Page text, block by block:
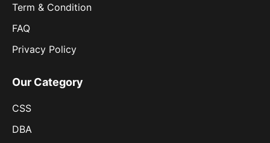
Term & Condition
FAQ
Privacy Policy
Our Category
CSS
DBA